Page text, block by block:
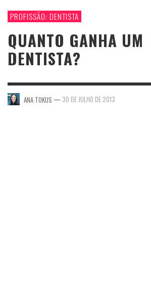
PROFISSÃO: DENTISTA
QUANTO GANHA UM
DENTISTA?
ANA TOKUS — 30 DE JULHO DE 2013